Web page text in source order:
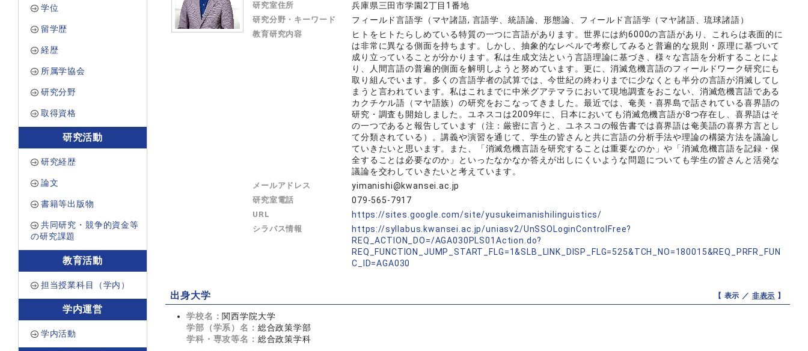
学位
留学歴
経歴
所属学協会
研究分野
取得資格
研究活動
研究経歴
論文
書籍等出版物
共同研究・競争的資金等
の研究課題
教育活動
担当授業科目（学内）
学内運営
学内活動
研究室住所 兵庫県三田市学園2丁目1番地
研究分野・キーワード フィールド言語学（マヤ諸語, 言語学、統語論、形態論、フィールド言語学（マヤ諸語、琉球諸語）
教育研究内容
ヒトをヒトたらしめている特質の一つに言語があります。世界には約6000の言語があり、これらは表面的に
は非常に異なる側面を持ちます。しかし、抽象的なレベルで考察してみると普遍的な規則・原理に基づいて
成り立っていることが分かります。私は生成文法という言語理論に基づき、様々な言語を分析することによ
り、人間言語の普遍的側面を解明しようと努めています。更に、消滅危機言語のフィールドワーク研究にも
取り組んでいます。多くの言語学者の試算では、今世紀の終わりまでに少なくとも半分の言語が消滅してし
まうと言われています。私はこれまでに中米グアテマラにおいて現地調査をおこない、消滅危機言語である
カクチケル語（マヤ語族）の研究をおこなってきました。最近では、奄美・喜界島で話されている喜界語の
研究・調査も開始しました。ユネスコは2009年に、日本においても消滅危機言語が8つ存在し、喜界語はそ
の一つであると報告しています（注：厳密に言うと、ユネスコの報告書では喜界語は奄美語の喜界方言とし
て分類されている）。講義や演習を通じて、学生の皆さんと共に言語の分析手法や理論の構築方法を議論し
ていきたいと思います。また、「消滅危機言語を研究することは重要なのか」や「消滅危機言語を記録・保
全することは必要なのか」といったなかなか答えが出しにくいような問題についても学生の皆さんと活発な
議論を交わしていきたいと考えています。
メールアドレス yimanishi@kwansei.ac.jp
研究室電話 079-565-7917
URL https://sites.google.com/site/yusukeimanishilinguistics/
シラバス情報
https://syllabus.kwansei.ac.jp/uniasv2/UnSSOLoginControlFree?
REQ_ACTION_DO=/AGA030PLS01Action.do?
REQ_FUNCTION_JUMP_START_FLG=1&SLB_LINK_DISP_FLG=525&TCH_NO=180015&REQ_PRFR_FUN
C_ID=AGA030
出身大学 【 表示 ／ 非表示 】
学校名： 関西学院大学
学部（学系）名： 総合政策学部
学科・専攻等名： 総合政策学科